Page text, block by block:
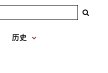
历史